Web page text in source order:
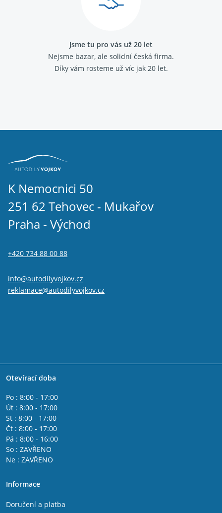
Jsme tu pro vás už 20 let
Nejsme bazar, ale solidní česká firma.
Díky vám rosteme už víc jak 20 let.
K Nemocnici 50
251 62 Tehovec - Mukařov
Praha - Východ
+420 734 88 00 88
info@autodilyvojkov.cz
reklamace@autodilyvojkov.cz
Otevírací doba
Po : 8:00 - 17:00
Út : 8:00 - 17:00
St : 8:00 - 17:00
Čt : 8:00 - 17:00
Pá : 8:00 - 16:00
So : ZAVŘENO
Ne : ZAVŘENO
Informace
Doručení a platba